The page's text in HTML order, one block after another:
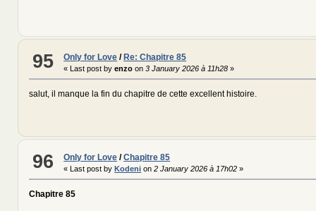
95 Only for Love / Re: Chapitre 85
« Last post byenzoon 3 January 2026 à 11h28 »
salut, il manque la fin du chapitre de cette excellent histoire.
96 Only for Love /Chapitre 85
« Last post by Kodeni on 2 January 2026 à 17h02 »
Chapitre 85